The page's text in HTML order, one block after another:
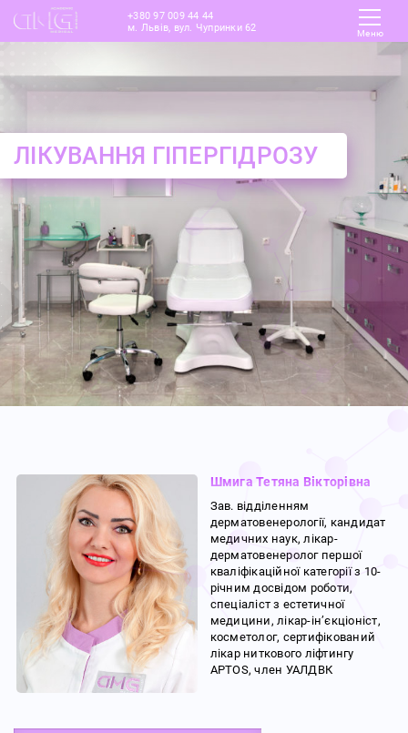
+380 97 009 44 44
м. Львів, вул. Чупринки 62
Меню
ЛІКУВАННЯ ГІПЕРГІДРОЗУ
Шмига Тетяна Вікторівна
Зав. відділенням
дерматовенерології, кандидат
медичних наук, лікар-
дерматовенеролог першої
кваліфікаційної категорії з 10-
річним досвідом роботи,
спеціаліст з естетичної
медицини, лікар-ін’єкціоніст,
косметолог, сертифікований
лікар ниткового ліфтингу
APTOS, член УАЛДВК